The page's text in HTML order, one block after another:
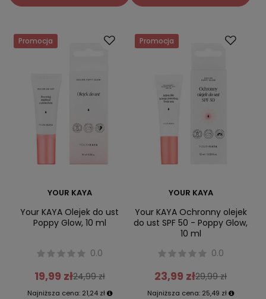
Promocja
YOUR KAYA
Your KAYA Olejek do ust
Poppy Glow, 10 ml
0.0
19,99 zł24,99 zł
Najniższa cena: 21,24 zł
Promocja
YOUR KAYA
Your KAYA Ochronny olejek
do ust SPF 50 - Poppy Glow,
10 ml
0.0
23,99 zł29,99 zł
Najniższa cena: 25,49 zł